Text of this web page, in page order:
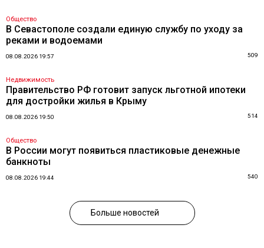
Общество
В Севастополе создали единую службу по уходу за
реками и водоемами
08.08.2026 19:57 509
Недвижимость
Правительство РФ готовит запуск льготной ипотеки
для достройки жилья в Крыму
08.08.2026 19:50 514
Общество
В России могут появиться пластиковые денежные
банкноты
08.08.2026 19:44 540
Больше новостей